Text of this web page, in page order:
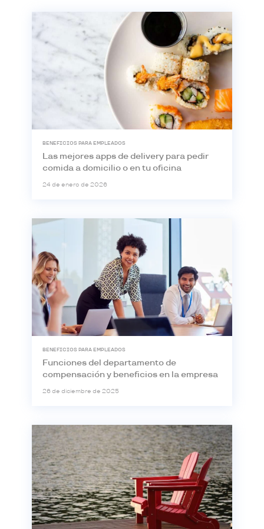
BENEFICIOS PARA EMPLEADOS
Las mejores apps de delivery para pedir
comida a domicilio o en tu oficina
24 de enero de 2026
BENEFICIOS PARA EMPLEADOS
Funciones del departamento de
compensación y beneficios en la empresa
26 de diciembre de 2025